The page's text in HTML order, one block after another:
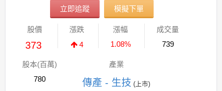
立即追蹤 模擬下單
股價
373
漲跌
4
漲幅
1.08%
成交量
739
股本(百萬)
780
產業
傳產 - 生技 (上市)